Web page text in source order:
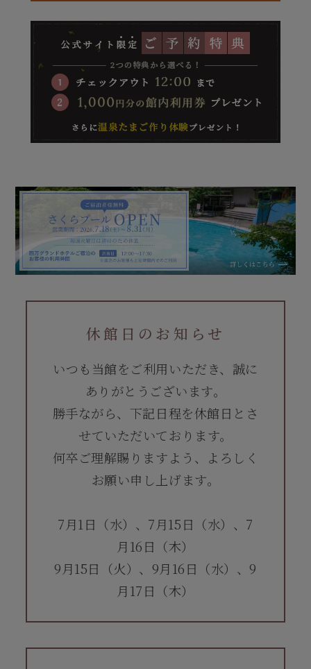
休館日のお知らせ
いつも当館をご利用いただき、誠に
ありがとうございます。
勝手ながら、下記日程を休館日とさ
せていただいております。
何卒ご理解賜りますよう、よろしく
お願い申し上げます。
7月1日（水）、7月15日（水）、7
月16日（木）
9月15日（火）、9月16日（水）、9
月17日（木）